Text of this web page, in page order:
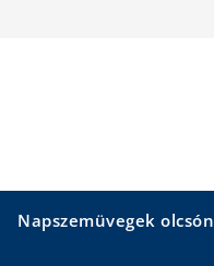
Napszemüvegek olcsón